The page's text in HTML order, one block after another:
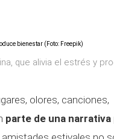
que alivia el estrés y
olores, canciones,
parte de una narrativa